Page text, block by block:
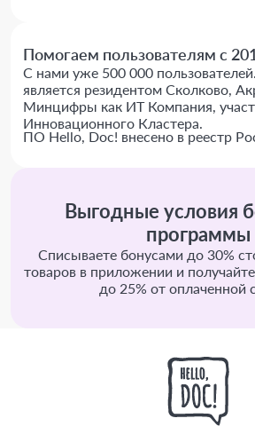
Помогаем пользователям с
С нами уже 500 000
является резидентом Сколково,
Минцифры как ИТ Компания,
Инновационного Кластера.
ПО Hello, Doc! внесено в реестр
Выгодные условия
программы
Списываете бонусами до 30%
товаров в приложении и
до 25% от оплаченной